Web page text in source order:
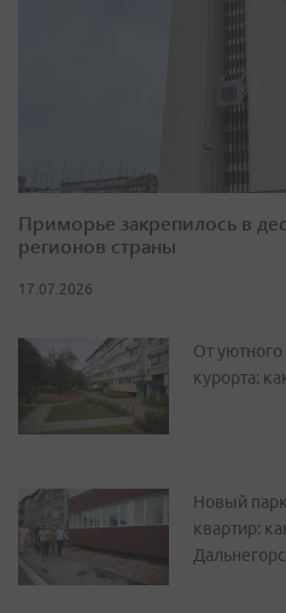
Приморье закрепилось в
регионов страны
17.07.2026
От
курорта:
Новый
квартир: